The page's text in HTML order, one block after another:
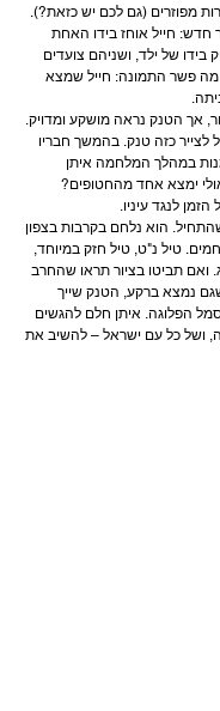
מפוזרים (גם לכם יש כזאת?).
חדש: חייל אוחז בידו האחת
בידו של ילד, ושניהם צועדים
פשר התמונה: חייל שמצא
אך הטנק נראה מושקע ומדויק.
לצייר כזה טנק. בהמשך חבריו
במהלך המלחמה איתן
ימצא אחד מהחטופים?
לנגד עיניו.
הוא נלחם בקרבות בצפון
טיל נ"ט, טיל חזק במיוחד,
ואם תביטו בציור תראו שהחרב
נמצא ברקע, הטנק שייך
הפלוגה. איתן חלם להגשים
ושל כל עם ישראל – להשיב את